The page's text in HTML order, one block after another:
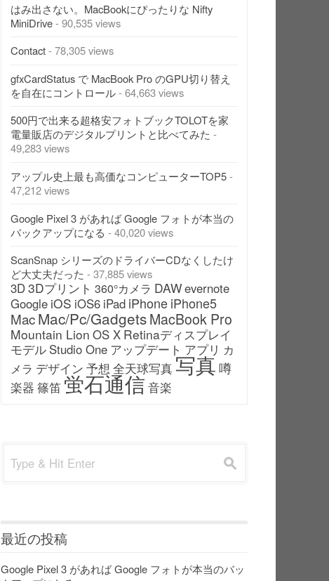
はみ出さない。MacBookにぴったりな Nifty
MiniDrive- 90,535 views
Contact- 78,305 views
gfxCardStatus で MacBook Pro のGPU切り替え
を自在にコントロール- 64,663 views
500円で出来る超格安フォトブックTOLOTを家
電量販店のデジタルプリントと比べてみた -
49,283 views
アップル史上最も高価なコンピューターTOP5-
47,212 views
Google Pixel 3 があれば Google フォトが本当の
バックアップになる - 40,020 views
ScanSnap シリーズのドライバーCDなくしたけ
ど大丈夫だった - 37,885 views
3D3Dプリント 360°カメラ DAWevernote
Google iOS iOS6 iPad iPhoneiPhone5
MacMac/Pc/GadgetsMacBook Pro
Mountain Lion OS X Retinaディスプレイ
モデル Studio One アップデート アプリ カ
メラ デザイン 予想 全天球写真写真噂
楽器 篠笛 蛍石通信音楽
s
最近の投稿
Google Pixel 3 があれば Google フォトが本当のバッ